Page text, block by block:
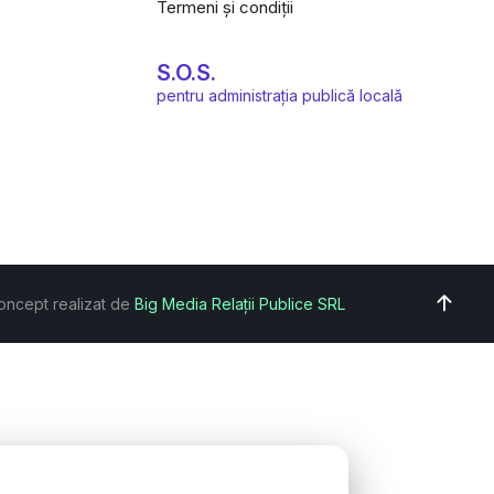
Termeni și condiții
S.O.S.
pentru administrația publică locală
realizat de Big Media Relații Publice SRL